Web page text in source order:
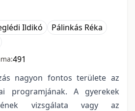
Ildikó
Pálinkás Réka
491
nagyon fontos területe az
programjának. A gyerekek
vizsgálata vagy az